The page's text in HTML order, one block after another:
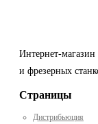
Интернет-магазин
и фрезерных
Страницы
Дистрибьюция